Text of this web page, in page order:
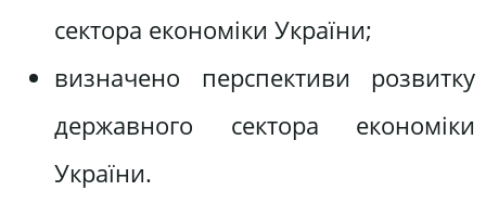
сектора економіки України;
визначено перспективи розвитку
державного сектора економіки
України.